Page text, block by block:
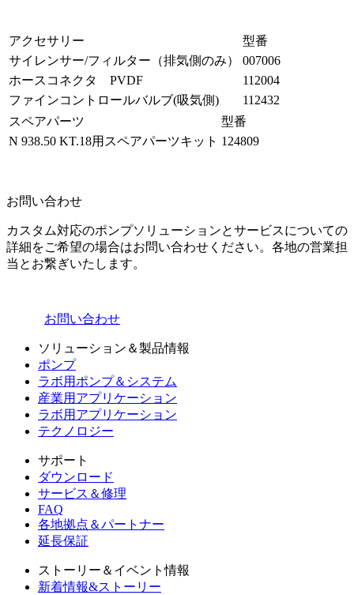
アクセサリー
型番
サイレンサー/フィルター（排気側のみ）
007006
ホースコネクタ PVDF
112004
ファインコントロールバルブ(吸気側)
112432
スペアパーツ
型番
N 938.50 KT.18用スペアパーツキット 124809
お問い合わせ
カスタム対応のポンプソリューションとサービスについての
詳細をご希望の場合はお問い合わせください。各地の営業担
当とお繋ぎいたします。
お問い合わせ
ソリューション＆製品情報
ポンプ
ラボ用ポンプ＆システム
産業用アプリケーション
ラボ用アプリケーション
テクノロジー
サポート
ダウンロード
サービス＆修理
FAQ
各地拠点＆パートナー
延長保証
ストーリー＆イベント情報
新着情報&ストーリー